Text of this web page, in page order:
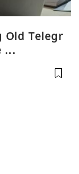
Old Telegr
...